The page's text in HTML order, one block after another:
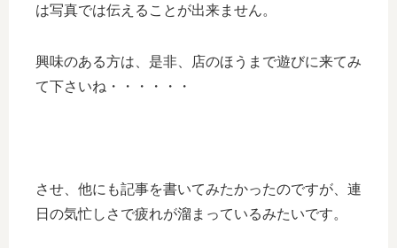
は写真では伝えることが出来ません。
興味のある方は、是非、店のほうまで遊びに来てみ
て下さいね・・・・・・
させ、他にも記事を書いてみたかったのですが、連
日の気忙しさで疲れが溜まっているみたいです。